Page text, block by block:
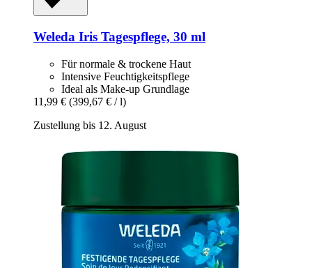
Weleda Iris Tagespflege, 30 ml
Für normale & trockene Haut
Intensive Feuchtigkeitspflege
Ideal als Make-up Grundlage
11,99 € (399,67 € / l)
Zustellung bis 12. August